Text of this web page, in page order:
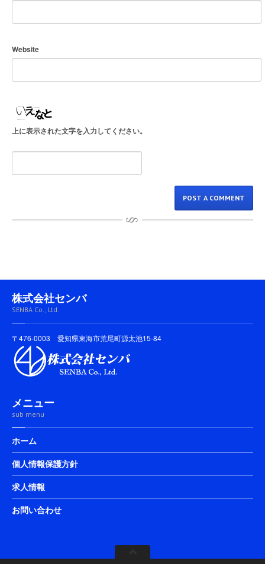
Website
上に表示された文字を入力してください。
株式会社センバ
SENBA Co., Ltd.
〒476-0003 愛知県東海市荒尾町源太池15-84
メニュー
sub menu
ホーム
個人情報保護方針
求人情報
お問い合わせ